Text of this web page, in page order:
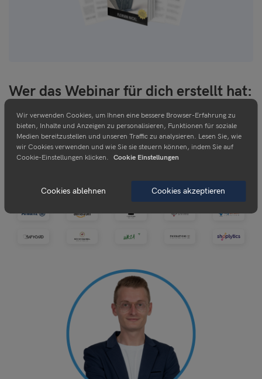
Wer das Webinar für dich erstellt hat:
Ich möchte dir in meinem Webinar dabei helfen endlich seriös
deine ersten Einnahmen im Internet zu erreichen. In der ca. 60
minütigen Präsentation werde ich dir meine exakte
Vorgehensweise an die Hand geben, die ich seit ca. 9 Jahren
selbst verwende, die du sofort umsetzen kannst. Ich freue
Wir verwenden Cookies, um Ihnen eine bessere Browser-Erfahrung zu
bieten, Inhalte und Anzeigen zu personalisieren, Funktionen für soziale
Medien bereitzustellen und unseren Traffic zu analysieren. Lesen Sie, wie
wir Cookies verwenden und wie Sie sie steuern können, indem Sie auf
Cookie-Einstellungen klicken. Cookie Einstellungen
Cookies ablehnen Cookies akzeptieren